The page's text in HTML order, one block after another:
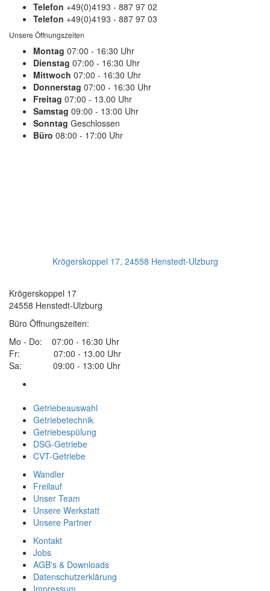
Telefon +49(0)4193 - 887 97 02
Telefon +49(0)4193 - 887 97 03
Unsere Öffnungszeiten
Montag 07:00 - 16:30 Uhr
Dienstag 07:00 - 16:30 Uhr
Mittwoch 07:00 - 16:30 Uhr
Donnerstag 07:00 - 16:30 Uhr
Freitag 07:00 - 13.00 Uhr
Samstag 09:00 - 13:00 Uhr
Sonntag Geschlossen
Büro 08:00 - 17:00 Uhr
Krögerskoppel 17, 24558 Henstedt-Ulzburg
Krögerskoppel 17
24558 Henstedt-Ulzburg
Büro Öffnungszeiten:
Mo - Do: 07:00 - 16:30 Uhr
Fr: 07:00 - 13.00 Uhr
Sa: 09:00 - 13:00 Uhr
Getriebeauswahl
Getriebetechnik
Getriebespülung
DSG-Getriebe
CVT-Getriebe
Wandler
Freilauf
Unser Team
Unsere Werkstatt
Unsere Partner
Kontakt
Jobs
AGB's & Downloads
Datenschutzerklärung